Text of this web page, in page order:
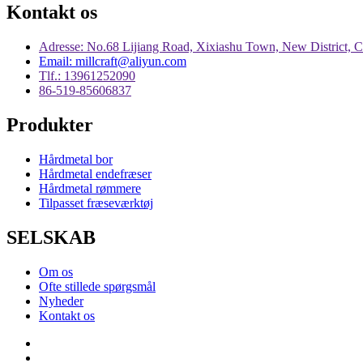
Kontakt os
Adresse: No.68 Lijiang Road, Xixiashu Town, New District,
Email: millcraft@aliyun.com
Tlf.: 13961252090
86-519-85606837
Produkter
Hårdmetal bor
Hårdmetal endefræser
Hårdmetal rømmere
Tilpasset fræseværktøj
SELSKAB
Om os
Ofte stillede spørgsmål
Nyheder
Kontakt os